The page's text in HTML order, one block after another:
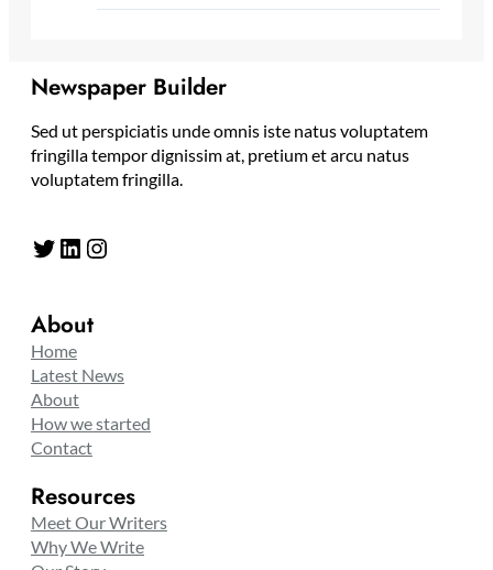
Newspaper Builder
Sed ut perspiciatis unde omnis iste natus voluptatem
fringilla tempor dignissim at, pretium et arcu natus
voluptatem fringilla.
Twitter LinkedIn Instagram
About
Home
Latest News
About
How we started
Contact
Resources
Meet Our Writers
Why We Write